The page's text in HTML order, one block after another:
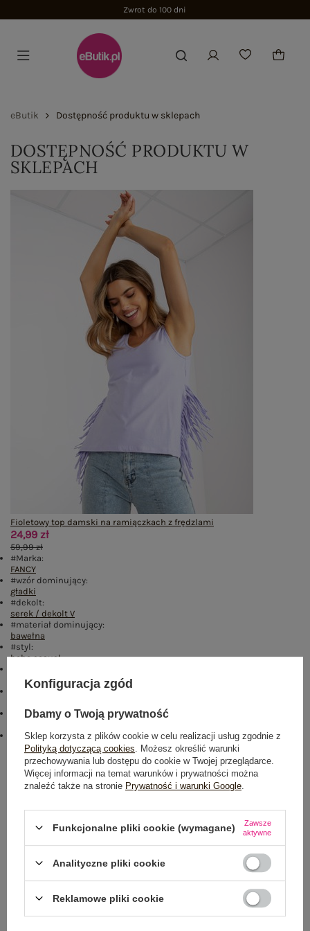
Zwrot do 100 dni
eButik Dostępność produktu w sklepach
DOSTĘPNOŚĆ PRODUKTU W
SKLEPACH
Fioletowy top damski na ramiączkach z frędzlami
24,99 zł
59,99 zł
#Marka:
FANCY
#wzór dominujący:
gładki
#dekolt:
serek / dekolt V
#materiał dominujący:
bawełna
#styl:
boho,casual
standardowa
#rękaw:
#skład materiału :
emblemat_FP:
txt_COTTON COMFORT#546070#FFFFFF dół,lewo ,col
Rozmiar: S/M
Centrum Logistyczne Nadarzyn
NEWSLETTER
Konfiguracja zgód
Dbamy o Twoją prywatność
Sklep korzysta z plików cookie w celu realizacji usług zgodnie z
Polityką dotyczącą cookies . Możesz określić warunki
przechowywania lub dostępu do cookie w Twojej przeglądarce.
Więcej informacji na temat warunków i prywatności można
znaleźć także na stronie Prywatność i warunki Google
Funkcjonalne pliki cookie (wymagane)
Zawsze
aktywne
Analityczne pliki cookie
Reklamowe pliki cookie